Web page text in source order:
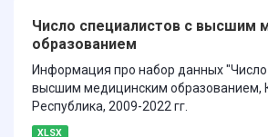
Число специалистов с высшим
образованием
Информация про набор данных "Число
высшим медицинским образованием,
Республика, 2009-2022 гг.
XLSX